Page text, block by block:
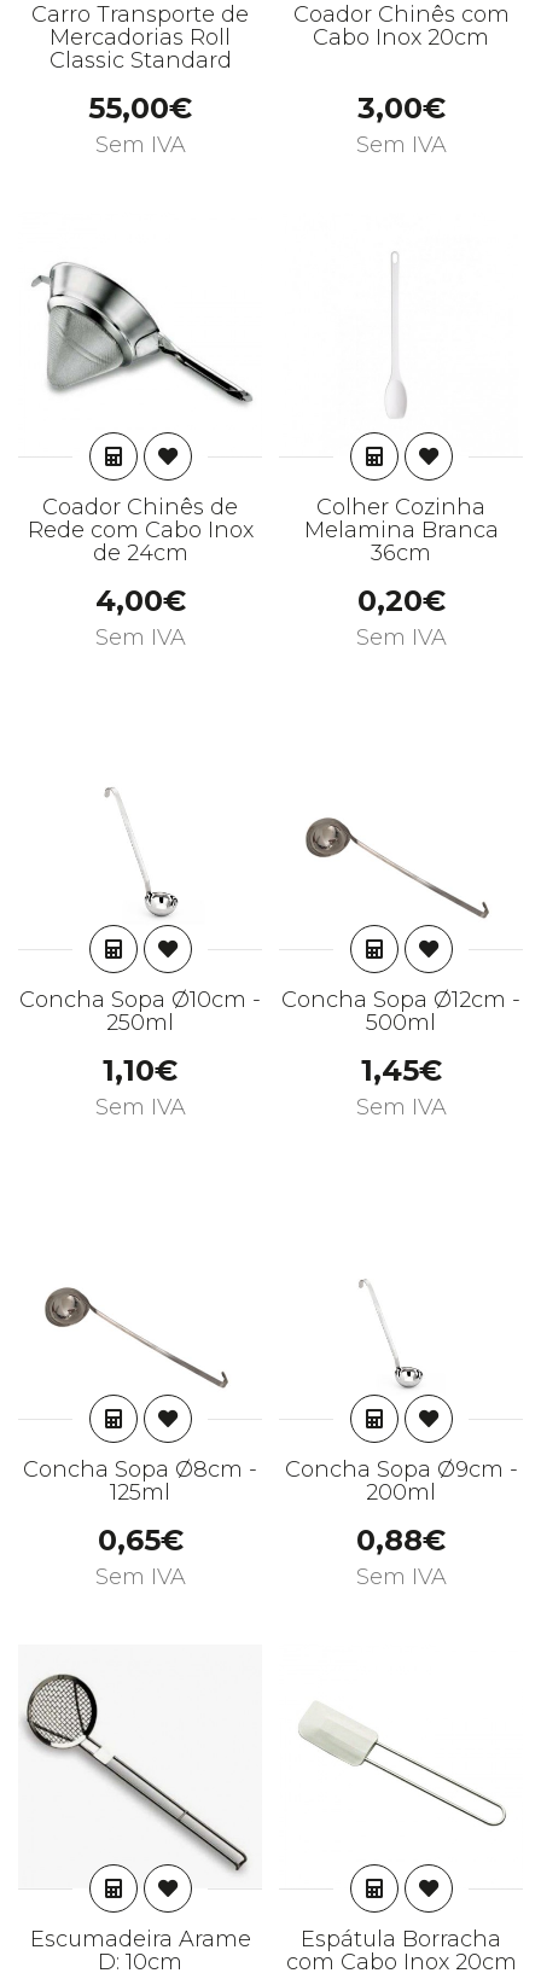
Carro Transporte de
Mercadorias Roll
Classic Standard
55,00€
Sem IVA
Coador Chinês com
Cabo Inox 20cm
3,00€
Sem IVA
ADICIONAR
Coador Chinês de
Rede com Cabo Inox
de 24cm
4,00€
Sem IVA
ADICIONAR
Colher Cozinha
Melamina Branca
36cm
0,20€
Sem IVA
ADICIONAR
Concha Sopa Ø10cm -
250ml
1,10€
Sem IVA
ADICIONAR
Concha Sopa Ø12cm -
500ml
1,45€
Sem IVA
ADICIONAR
Concha Sopa Ø8cm -
125ml
0,65€
Sem IVA
ADICIONAR
Concha Sopa Ø9cm -
200ml
0,88€
Sem IVA
ADICIONAR
Escumadeira Arame
D: 10cm
ADICIONAR
Espátula Borracha
com Cabo Inox 20cm